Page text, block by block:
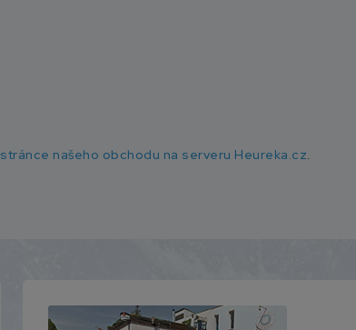
stránce našeho obchodu na serveru Heureka.cz.